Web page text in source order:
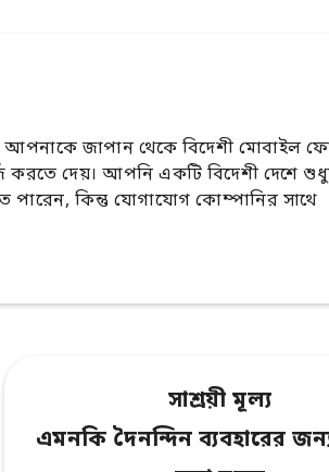
জাপান থেকে বিদেশী মোবাইল
করতে দেয়। আপনি একটি বিদেশী দেশে
কিন্তু যোগাযোগ কোম্পানির সাথে
সাশ্রয়ী মূল্য
এমনকি দৈনন্দিন ব্যবহারের